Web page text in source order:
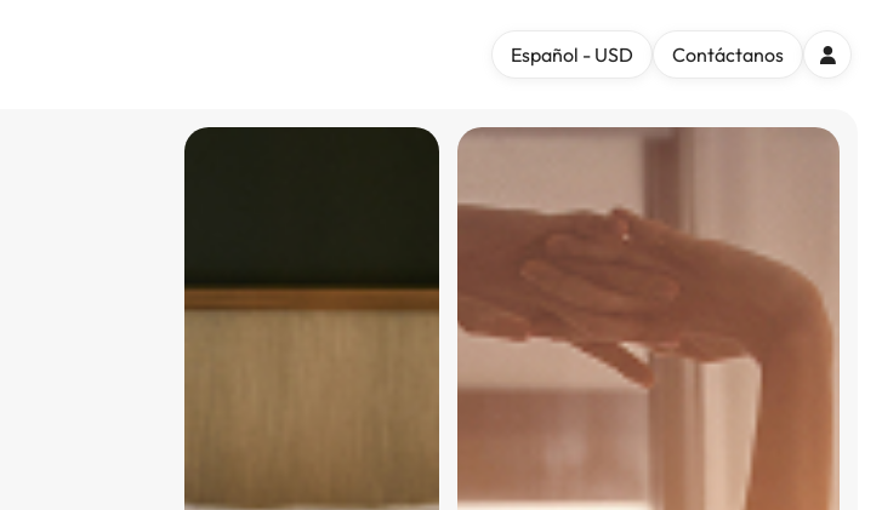
Español - USD Contáctanos